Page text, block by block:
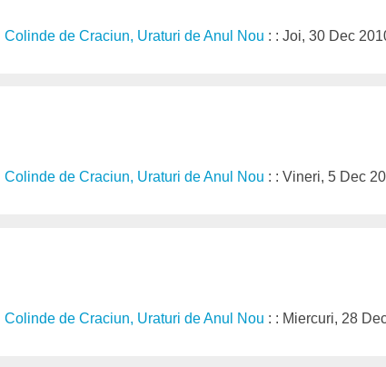
Colinde de Craciun, Uraturi de Anul Nou : : Joi, 30 Dec
Colinde de Craciun, Uraturi de Anul Nou : : Vineri, 5 Dec
Colinde de Craciun, Uraturi de Anul Nou : : Miercuri, 28